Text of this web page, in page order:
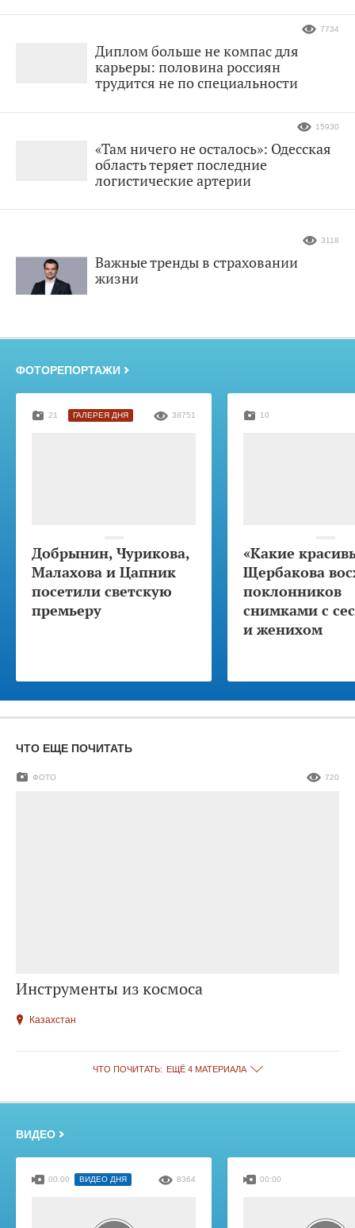
Диплом больше не компас для
карьеры: половина россиян
трудится не по специальности
7734
«Там ничего не осталось»: Одесская
область теряет последние
логистические артерии
15930
Важные тренды в страховании
жизни
3118
ФОТОРЕПОРТАЖИ
Добрынин, Чурикова,
Малахова и Цапник
посетили светскую
премьеру
21 ГАЛЕРЕЯ ДНЯ 38751
«Какие
Щербакова
поклонников
снимками с
и женихом
10
ЧТО ЕЩЕ ПОЧИТАТЬ
Инструменты из космоса
ФОТО 720
Казахстан
ЧТО ПОЧИТАТЬ: ЕЩЁ 4 МАТЕРИАЛА
ВИДЕО
00:00 ВИДЕО ДНЯ 8364 00:00